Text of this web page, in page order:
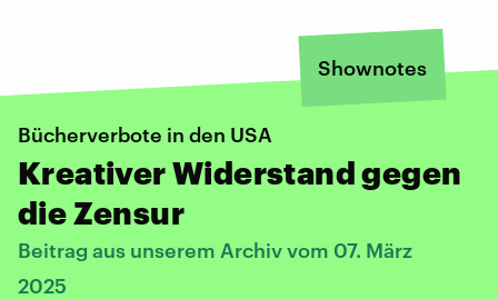
Shownotes
Bücherverbote in den USA
Kreativer Widerstand gegen
die Zensur
Beitrag aus unserem Archiv vom 07. März
2025